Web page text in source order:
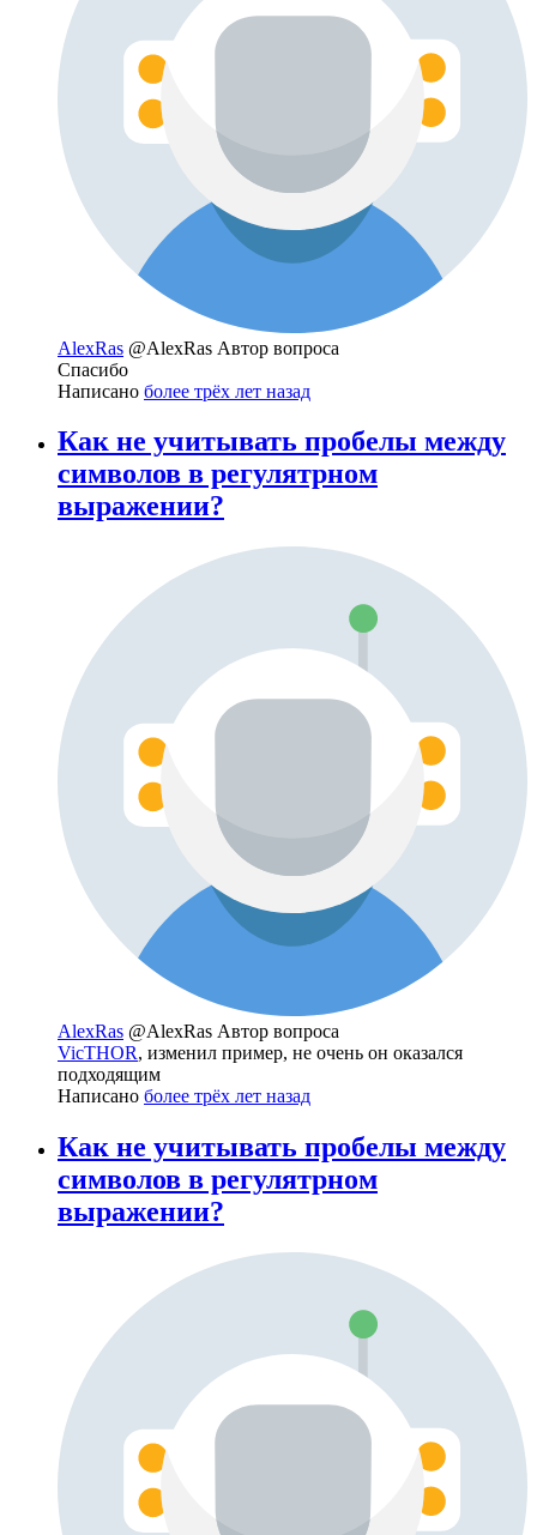
AlexRas @AlexRas Автор вопроса
Спасибо
Написано более трёх лет назад
Как не учитывать пробелы между
символов в регулятрном
выражении?
AlexRas @AlexRas Автор вопроса
VicTHOR, изменил пример, не очень он оказался
подходящим
Написано более трёх лет назад
Как не учитывать пробелы между
символов в регулятрном
выражении?